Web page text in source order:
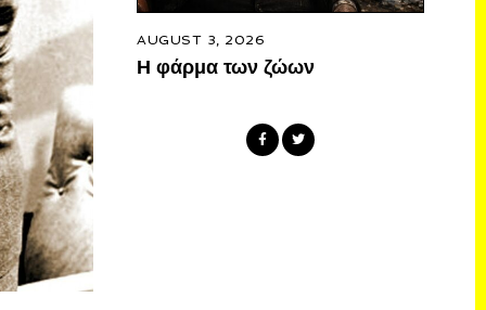
AUGUST 3, 2026
Η φάρμα των ζώων